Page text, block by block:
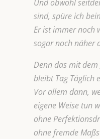
Und obwohl
sind, spüre ich
Er ist immer noch
sogar noch näher
Denn das mit dem
bleibt Tag Täglich
Vor allem dann,
eigene Weise tun
ohne
ohne fremde